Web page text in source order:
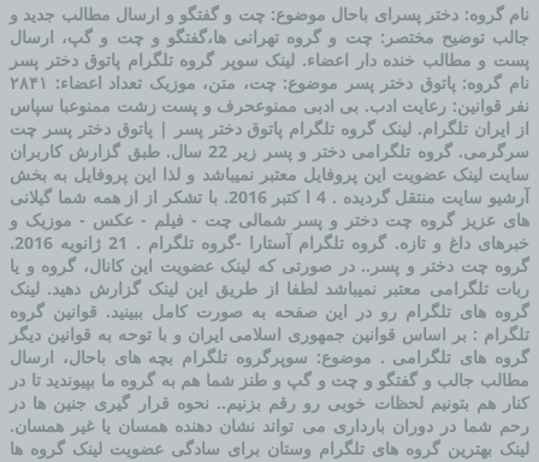
نام گروه: دختر پسرای باحال موضوع: چت و گفتگو و ارسال مطالب جدید و
جالب توضیح مختصر: چت و گروه تهرانی ها،گفتگو و چت و گپ، ارسال
پست و مطالب خنده دار اعضاء. لینک سوپر گروه تلگرام پاتوق دختر پسر
نام گروه: پاتوق دختر پسر موضوع: چت، متن، موزیک تعداد اعضاء: ۲۸۴۱
نفر قوانین: رعایت ادب. بی ادبی ممنوعحرف و پست زشت ممنوعبا سپاس
از ایران تلگرام. لینک گروه تلگرام پاتوق دختر پسر | پاتوق دختر پسر چت
سرگرمی. گروه تلگرامی دختر و پسر زیر 22 سال. طبق گزارش کاربران
سایت لینک عضویت این پروفایل معتبر نمیباشد و لذا این پروفایل به بخش
آرشیو سایت منتقل گردیده . 4 ا کتبر 2016. با تشکر از از همه شما گیلانی
های عزیز گروه چت دختر و پسر شمالی چت - فیلم - عکس - موزیک و
خبرهای داغ و تازه. گروه تلگرام آستارا -گروه تلگرام . 21 ژانويه 2016.
گروه چت دختر و پسر.. در صورتی که لینک عضویت این کانال، گروه و یا
ربات تلگرامی معتبر نمیباشد لطفا از طریق این لینک گزارش دهید. لینک
گروه های تلگرام رو در این صفحه به صورت کامل ببینید. قوانین گروه
تلگرام : بر اساس قوانین جمهوری اسلامی ایران و با توحه به قوانین دیگر
گروه های تلگرامی . موضوع: سوپرگروه تلگرام بچه های باحال، ارسال
مطالب جالب و گفتگو و چت و گپ و طنز شما هم به گروه ما بپیوندید تا در
کنار هم بتونیم لحظات خوبی رو رقم بزنیم.. نحوه قرار گیری جنین ها در
رحم شما در دوران بارداری می تواند نشان دهنده همسان یا غیر همسان.
لینک بهترین گروه های تلگرام وستان برای سادگی عضویت لینک گروه ها